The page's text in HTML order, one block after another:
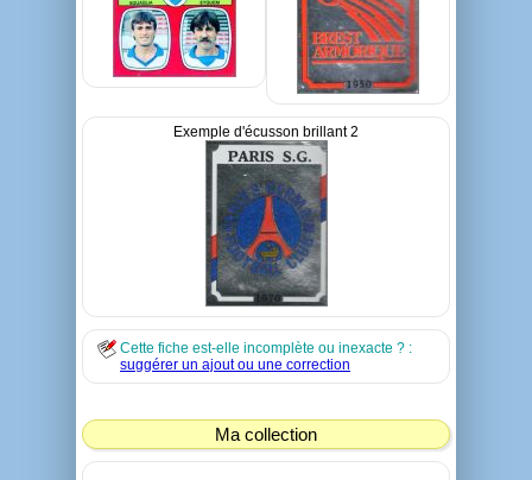
Exemple d'écusson brillant 2
Cette fiche est-elle incomplète ou inexacte ? :
suggérer un ajout ou une correction
Ma collection